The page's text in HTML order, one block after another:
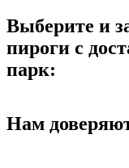
Выберите и
пироги с
парк:
Нам